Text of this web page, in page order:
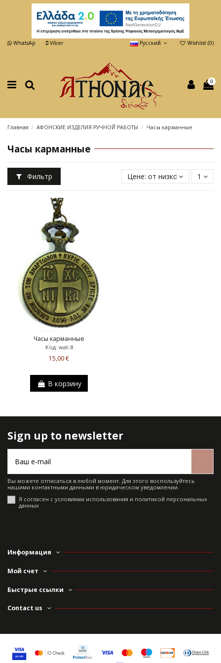
WhatsAp Viber Русский Wishlist (0)
0
Главная АФОНСКИЕ ИЗДЕЛИЯ РУЧНОЙ РАБОТЫ Часы карманные
Часы карманные
Фильтр Цене: от низкой к высокой
1
Часы карманные
Код: wat-8
15,00 €
В корзину
Sign up to newsletter
Вы можете отписаться в любой момент. Для этого воспользуйтесь
нашими контактными данными в юридическом уведомлении.
Я согласен с условиями использования и политикой персональных
данных
Информация
Мой счет
Быстрые ссылки
Contact us